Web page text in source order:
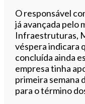
O responsável
já avançada pelo
Infraestruturas,
véspera indicara
concluída ainda
empresa tinha
primeira semana
para o término